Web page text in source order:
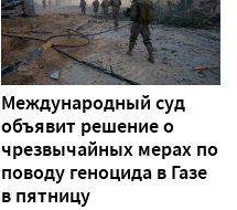
Международный суд
объявит решение о
чрезвычайных мерах по
поводу геноцида в Газе
в пятницу